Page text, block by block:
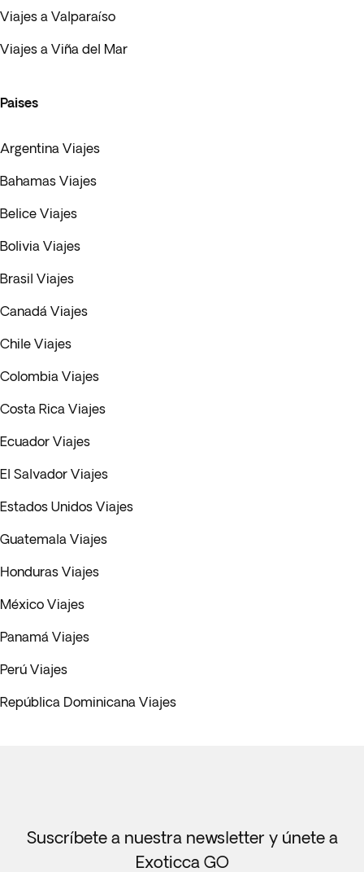
Viajes a Valparaíso
Viajes a Viña del Mar
Paises
Argentina Viajes
Bahamas Viajes
Belice Viajes
Bolivia Viajes
Brasil Viajes
Canadá Viajes
Chile Viajes
Colombia Viajes
Costa Rica Viajes
Ecuador Viajes
El Salvador Viajes
Estados Unidos Viajes
Guatemala Viajes
Honduras Viajes
México Viajes
Panamá Viajes
Perú Viajes
República Dominicana Viajes
Suscríbete a nuestra newsletter y únete a
Exoticca GO